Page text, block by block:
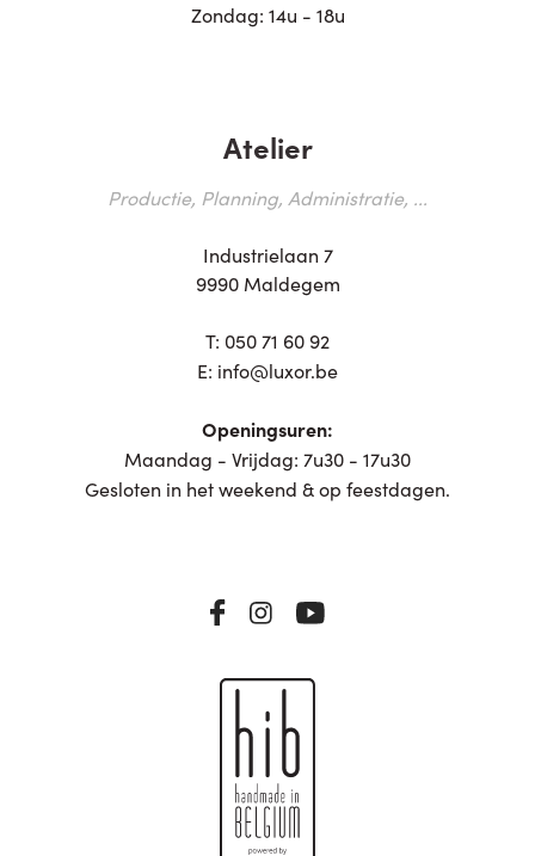
Zondag: 14u - 18u
Atelier
Productie, Planning, Administratie, ...
Industrielaan 7
9990 Maldegem
T: 050 71 60 92
E: info@luxor.be
Openingsuren:
Maandag - Vrijdag: 7u30 - 17u30
Gesloten in het weekend & op feestdagen.